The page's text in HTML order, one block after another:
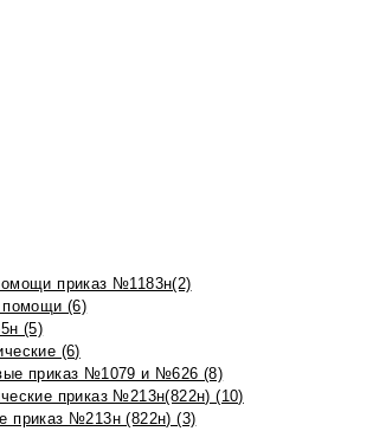
приказ №1183н(2)
помощи (6)
(5)
(6)
приказ №1079 и №626 (8)
приказ №213н(822н) (10)
приказ №213н (822н) (3)